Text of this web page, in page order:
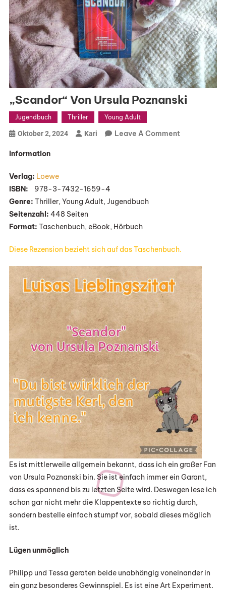
„Scandor“ Von Ursula Poznanski
Jugendbuch Thriller Young Adult
Oktober 2, 2024 Kari Leave A CommentOn
Information
Verlag: Loewe
ISBN: ‎ ‎ ‎ 978-3-7432-1659-4
Genre: Thriller, Young Adult, Jugendbuch
Seitenzahl: 448 Seiten
Format: Taschenbuch, eBook, Hörbuch
Diese Rezension bezieht sich auf das Taschenbuch.
Es ist mittlerweile allgemein bekannt, dass ich ein großer Fan
von Ursula Poznanski bin. Sie ist einfach immer ein Garant,
dass es spannend bis zu letzten Seite wird. Deswegen lese ich
schon gar nicht mehr die Klappentexte so richtig durch,
sondern bestelle einfach stumpf vor, sobald dieses möglich
ist.
Lügen unmöglich
Philipp und Tessa geraten beide unabhängig voneinander in
ein ganz besonderes Gewinnspiel. Es ist eine Art Experiment.